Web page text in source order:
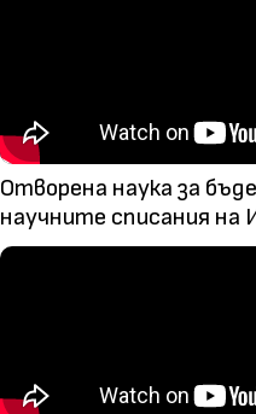
Отворена наука за
научните списания на